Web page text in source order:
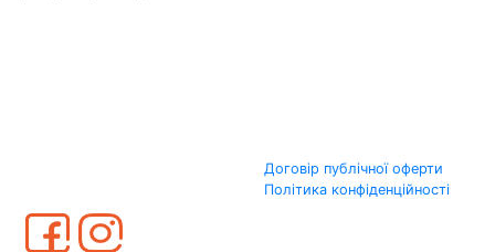
Договір публічної оферти
Політика конфіденційності